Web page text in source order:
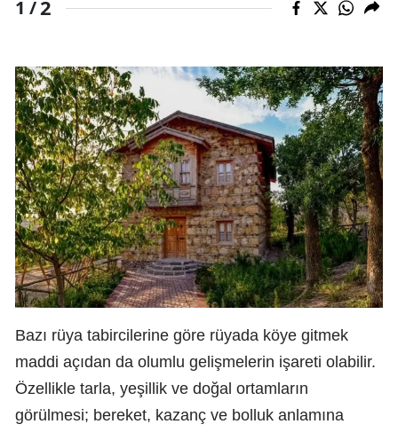
1 /2
Bazı rüya tabircilerine göre rüyada köye gitmek
maddi açıdan da olumlu gelişmelerin işareti olabilir.
Özellikle tarla, yeşillik ve doğal ortamların
görülmesi; bereket, kazanç ve bolluk anlamına